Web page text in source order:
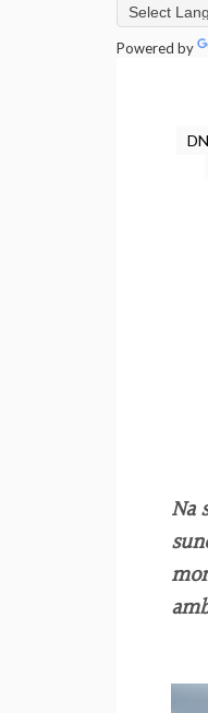
Powered by
Na